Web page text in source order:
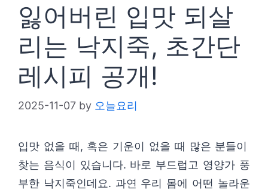
잃어버린 입맛 되살
리는 낙지죽, 초간단
레시피 공개!
2025-11-07 by 오늘요리
입맛 없을 때, 혹은 기운이 없을 때 많은 분들이
찾는 음식이 있습니다. 바로 부드럽고 영양가 풍
부한 낙지죽인데요. 과연 우리 몸에 어떤 놀라운